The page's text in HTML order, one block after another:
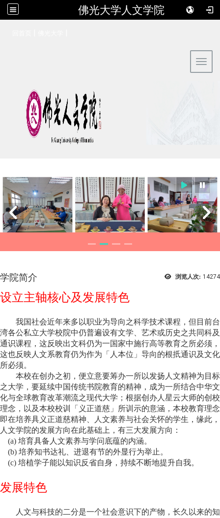
佛光大学人文学院
浏览人次: 14274
学院简介
设立主轴核心及发展特色
我国社会近年来多以职业为导向之科学技术课程，但目前台
湾各公私立大学校院中仍普遍设有文学、艺术或历史之共同科及
通识课程，这反映出文科仍为一国家中施行高等教育之所必须，
这也反映人文系教育仍为作为「人本位」导向的根扺通识及文化
所必须。
本校在创办之初，便立意要筹办一所以发扬人文精神为目标
之大学，要延续中国传统书院教育的精神，成为一所结合中华文
化与全球教育改革潮流之现代大学；根据创办人星云大师的创校
理念，以及本校校训「义正道慈」所训示的意涵，本校教育理念
即在培养具义正道慈精神、人文素养与社会关怀的学生，缘此，
人文学院的发展方向在此基础上，有三大发展方向：
(a) 培育具备人文素养与学问底蕴的内涵。
(b) 培养知书达礼、进退有节的外显行为举止。
(c) 培植学子能以知识反省自身，持续不断地提升自我。
发展特色
人文与科技的二分是一个社会意识下的产物，长久以来的知